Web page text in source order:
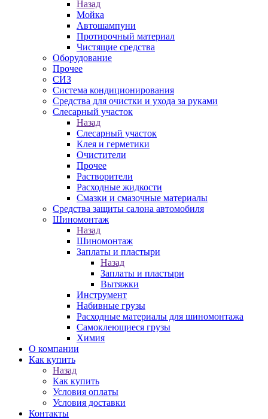
Назад
Мойка
Автошампуни
Протирочный материал
Чистящие средства
Оборудование
Прочее
СИЗ
Система кондиционирования
Средства для очистки и ухода за руками
Слесарный участок
Назад
Слесарный участок
Клея и герметики
Очистители
Прочее
Растворители
Расходные жидкости
Смазки и смазочные материалы
Средства защиты салона автомобиля
Шиномонтаж
Назад
Шиномонтаж
Заплаты и пластыри
Назад
Заплаты и пластыри
Вытяжки
Инструмент
Набивные грузы
Расходные материалы для шиномонтажа
Самоклеющиеся грузы
Химия
О компании
Как купить
Назад
Как купить
Условия оплаты
Условия доставки
Контакты